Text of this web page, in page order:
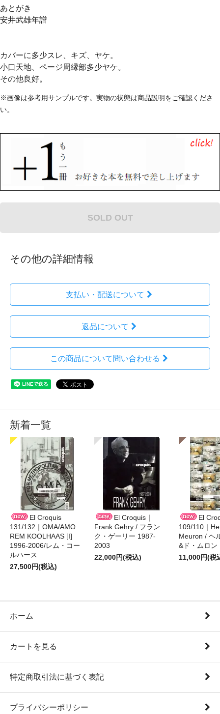
あとがき
安井武雄年譜
カバーに多少スレ、キズ、ヤケ。
小口天地、ページ周縁部多少ヤケ。
その他良好。
※画像は参考用サンプルです。実物の状態は商品説明をご確認くださ
い。
SOLD OUT
その他の詳細情報
支払い・配送について
返品について
この商品について問い合わせる
新着一覧
El Croquis
131/132｜OMA/AMO
REM KOOLHAAS [I]
1996-2006/レム・コー
ルハース
27,500円(税込)
El Croquis｜
Frank Gehry / フラン
ク・ゲーリー 1987-
2003
22,000円(税込)
El
109/110｜
Meuron / ヘ
&ド・ムロ
11,000円(税
ホーム
カートを見る
特定商取引法に基づく表記
プライバシーポリシー